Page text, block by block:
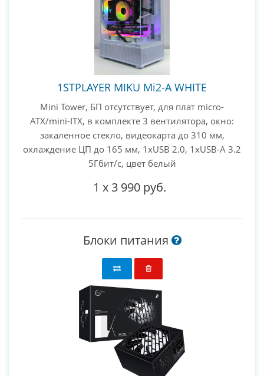
1STPLAYER MIKU Mi2-A WHITE
Mini Tower, БП отсутствует, для плат micro-
ATX/mini-ITX, в комплекте 3 вентилятора, окно:
закаленное стекло, видеокарта до 310 мм,
охлаждение ЦП до 165 мм, 1xUSB 2.0, 1xUSB-A 3.2
5Гбит/с, цвет белый
1 x 3 990 руб.
Блоки питания